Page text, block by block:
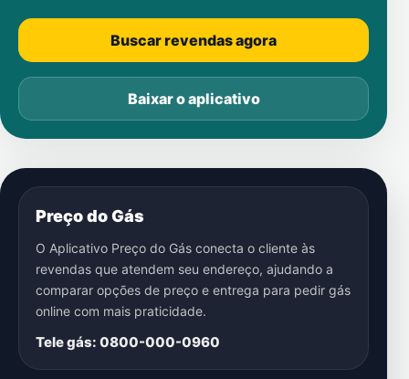
Buscar revendas agora
Baixar o aplicativo
Preço do Gás
O Aplicativo Preço do Gás conecta o cliente às
revendas que atendem seu endereço, ajudando a
comparar opções de preço e entrega para pedir gás
online com mais praticidade.
Tele gás: 0800-000-0960